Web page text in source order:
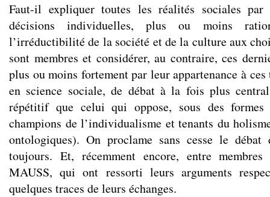
Faut-il expliquer toutes les réalités sociales par
décisions individuelles, plus ou moins
l’irréductibilité de la société et de la culture aux
sont membres et considérer, au contraire, ces
plus ou moins fortement par leur appartenance à
en science sociale, de débat à la fois plus
répétitif que celui qui oppose, sous des formes
champions de l’individualisme et tenants du
ontologiques). On proclame sans cesse le
toujours. Et, récemment encore, entre
MAUSS, qui ont ressorti leurs arguments
quelques traces de leurs échanges.